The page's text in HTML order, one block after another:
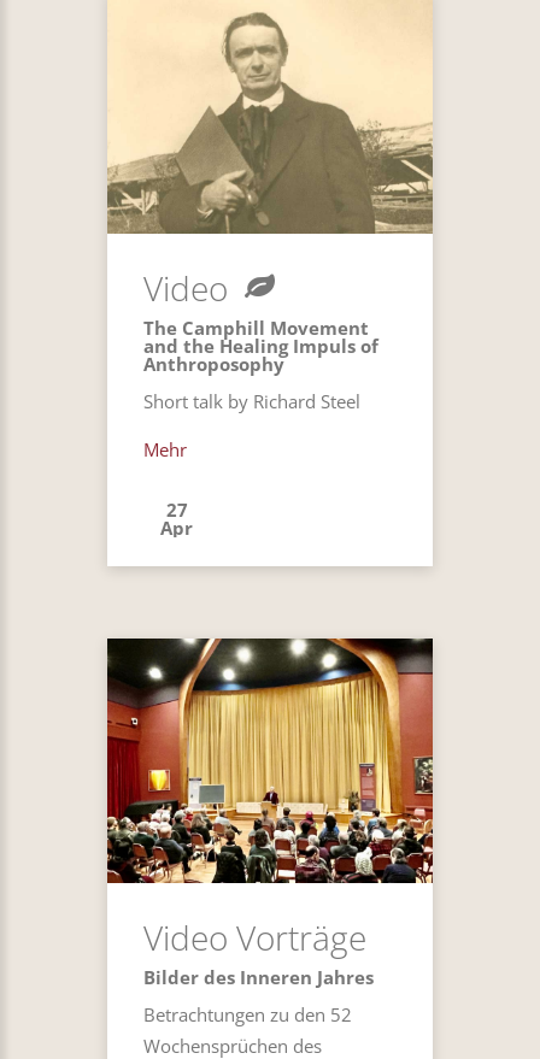
Video
The Camphill Movement
and the Healing Impuls of
Anthroposophy
Short talk by Richard Steel
Mehr
27
Apr
Video Vorträge
Bilder des Inneren Jahres
Betrachtungen zu den 52
Wochensprüchen des